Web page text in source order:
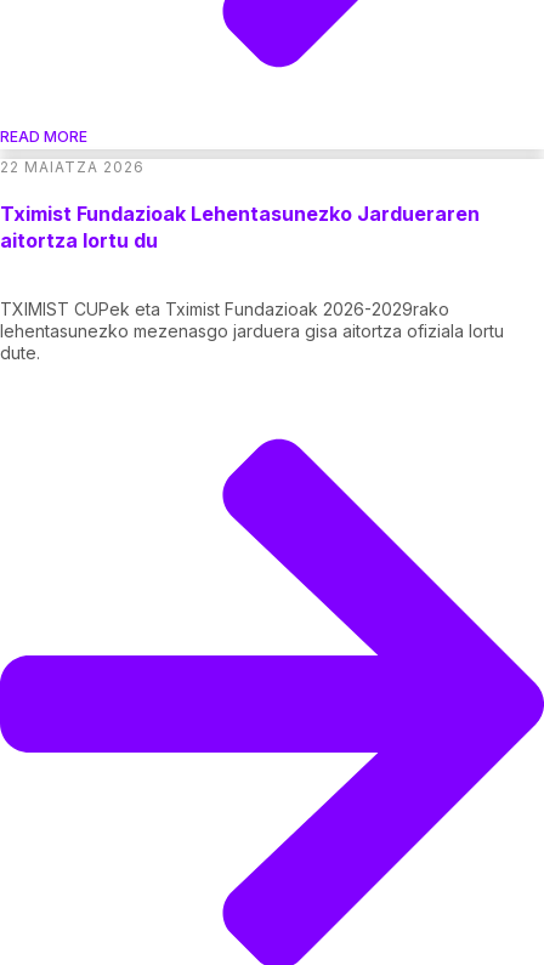
READ MORE
22 MAIATZA 2026
Tximist Fundazioak Lehentasunezko Jardueraren
aitortza lortu du
TXIMIST CUPek eta Tximist Fundazioak 2026-2029rako
lehentasunezko mezenasgo jarduera gisa aitortza ofiziala lortu
dute.